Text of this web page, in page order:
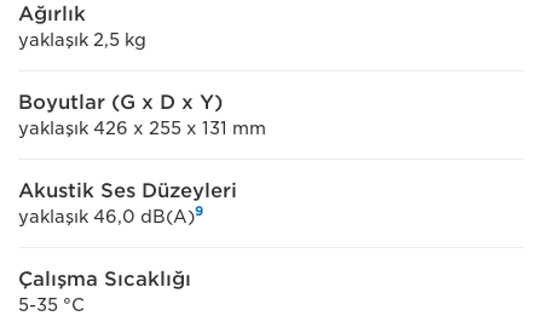
Ağırlık
yaklaşık 2,5 kg
Boyutlar (G x D x Y)
yaklaşık 426 x 255 x 131 mm
Akustik Ses Düzeyleri
yaklaşık 46,0 dB(A)9
Çalışma Sıcaklığı
5-35 °C